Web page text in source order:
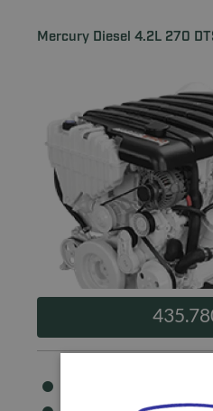
Mercury Diesel 4.2L 270